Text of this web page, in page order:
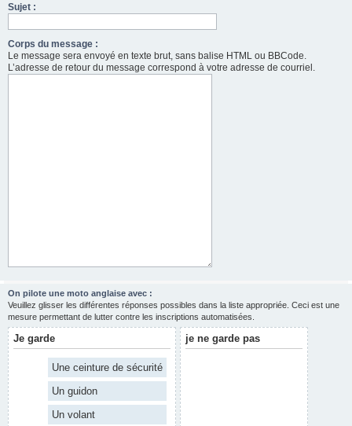
Sujet :
Corps du message :
Le message sera envoyé en texte brut, sans balise HTML ou BBCode.
L’adresse de retour du message correspond à votre adresse de courriel.
On pilote une moto anglaise avec :
Veuillez glisser les différentes réponses possibles dans la liste appropriée. Ceci est une
mesure permettant de lutter contre les inscriptions automatisées.
Je garde
Une ceinture de sécurité
Un guidon
Un volant
je ne garde pas